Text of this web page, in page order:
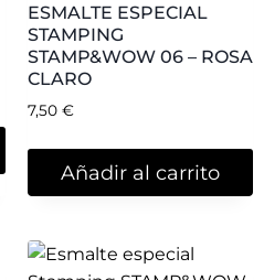
ESMALTE ESPECIAL
STAMPING
STAMP&WOW 06 – ROSA
CLARO
7,50 €
Añadir al carrito